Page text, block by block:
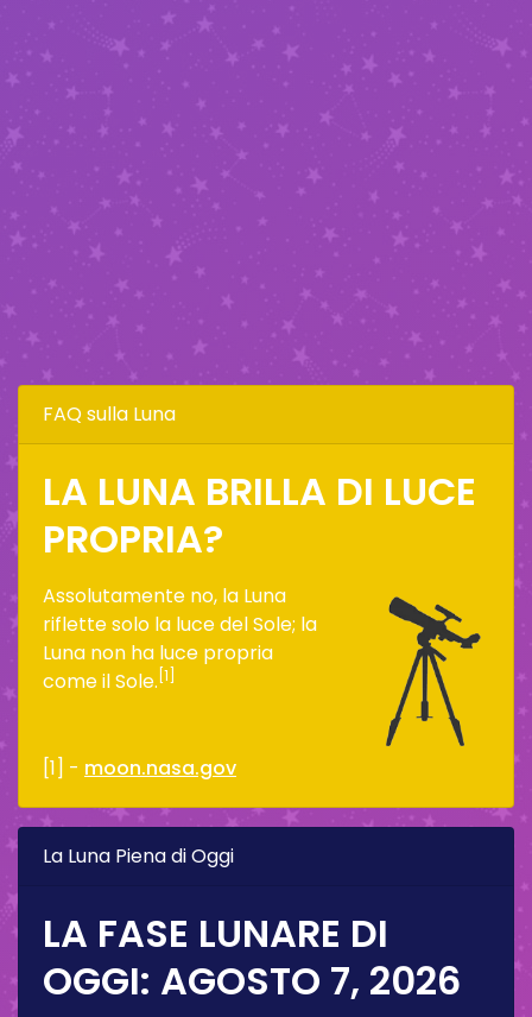
FAQ sulla Luna
LA LUNA BRILLA DI LUCE
PROPRIA?
Assolutamente no, la Luna
riflette solo la luce del Sole; la
Luna non ha luce propria
come il Sole. [1]
[1] - moon.nasa.gov
La Luna Piena di Oggi
LA FASE LUNARE DI
OGGI: AGOSTO 7, 2026